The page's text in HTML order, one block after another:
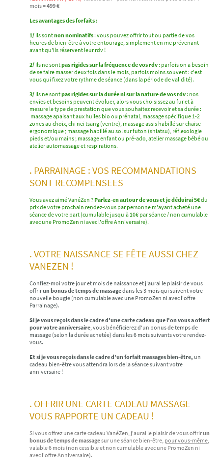
mois =499 €
Les avantages des forfaits :
1/ Ils sontnon nominatifs : vous pouvez offrir tout ou partie de vos
heures de bien-être à votre entourage, simplement en me prévenant
avant qu'ils réservent leur rdv !
2/ Ils ne sontpas rigides sur la fréquence de vos rdv : parfois on a besoin
de se faire masser deux fois dans le mois, parfois moins souvent : c'est
vous qui fixez votre rythme de séance (dans la période de validité).
3/ Ils ne sontpas rigides sur la durée ni sur la nature de vos rdv : nos
envies et besoins peuvent évoluer, alors vous choisissez au fur et à
mesure le type de prestation que vous souhaitez recevoir et sa durée :
massage apaisant aux huiles bio ou prénatal, massage spécifique 1-2
zones au choix, chi nei tsang (ventre), massage assis habillé sur chaise
ergonomique ; massage habillé au sol sur futon (shiatsu), réflexologie
pieds et/ou mains ; massage enfant ou pré-ado, atelier massage bébé ou
atelier automassage et respirations.
. PARRAINAGE : VOS RECOMMANDATIONS
SONT RECOMPENSEES
Vous avez aimé VanéZen ? Parlez-en autour de vous et je déduirai 5€du
prix de votre prochain rendez-vous par personne m'ayantacheté une
séance de votre part (cumulable jusqu'à 10€ par séance / non cumulable
avec une PromoZen ni avec l'offre Anniversaire).
. VOTRE NAISSANCE SE FÊTE AUSSI CHEZ
VANEZEN !
Confiez-moi votre jour et mois de naissance et j'aurai le plaisir de vous
offrirun bonus de temps de massagedans les 3 mois qui suivent votre
nouvelle bougie (non cumulable avec une PromoZen ni avec l'offre
Parrainage).
Si je vous reçois dans le cadre d'une carte cadeau que l'on vous a offert
pour votre anniversaire, vous bénéficierez d'un bonus de temps de
massage (selon la durée achetée) dans les 6 mois suivants votre rendez-
vous.
Et si je vous reçois dans le cadre d'un forfait massages bien-être, un
cadeau bien-être vous attendra lors de la séance suivant votre
anniversaire !
. OFFRIR UNE CARTE CADEAU MASSAGE
VOUS RAPPORTE UN CADEAU !
Si vous offrez une carte cadeau VanéZen, j'aurai le plaisir de vous offrirun
bonus de temps de massagesur une séance bien-être, pour vous-même,
valable 6 mois (non cessible et non cumulable avec une PromoZen ni
avec l'offre Anniversaire).